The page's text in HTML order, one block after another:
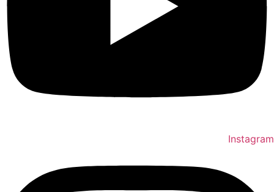
Instagram